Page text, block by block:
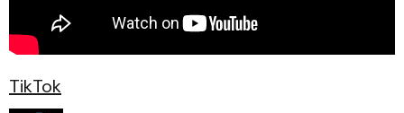
TikTok